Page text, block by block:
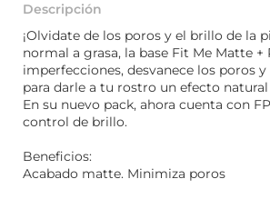
Descripción
¡Olvidate de los poros y el brillo de la
normal a grasa, la base Fit Me Matte +
imperfecciones, desvanece los poros
para darle a tu rostro un efecto
En su nuevo pack, ahora cuenta con
control de brillo.
Beneficios:
Acabado matte. Minimiza poros